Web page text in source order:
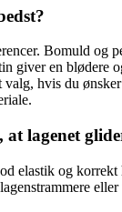
Bomuld og
giver en blødere
valg, hvis du
lagenet
elastik og korrekt